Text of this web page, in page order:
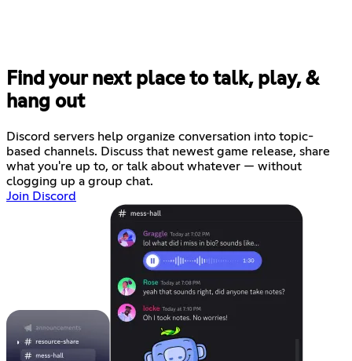
Find your next place to talk, play, &
hang out
Discord servers help organize conversation into topic-
based channels. Discuss that newest game release, share
what you're up to, or talk about whatever — without
clogging up a group chat.
Join Discord